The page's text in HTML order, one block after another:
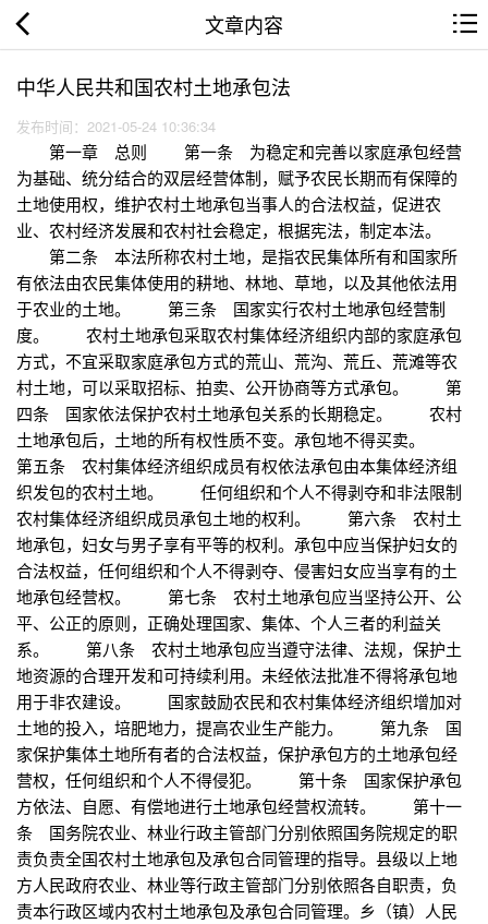
文章内容
中华人民共和国农村土地承包法
发布时间：2021-05-24 10:36:34
第一章 总则 第一条 为稳定和完善以家庭承包经营
为基础、统分结合的双层经营体制，赋予农民长期而有保障的
土地使用权，维护农村土地承包当事人的合法权益，促进农
业、农村经济发展和农村社会稳定，根据宪法，制定本法。
第二条 本法所称农村土地，是指农民集体所有和国家所
有依法由农民集体使用的耕地、林地、草地，以及其他依法用
于农业的土地。 第三条 国家实行农村土地承包经营制
度。 农村土地承包采取农村集体经济组织内部的家庭承包
方式，不宜采取家庭承包方式的荒山、荒沟、荒丘、荒滩等农
村土地，可以采取招标、拍卖、公开协商等方式承包。 第
四条 国家依法保护农村土地承包关系的长期稳定。 农村
土地承包后，土地的所有权性质不变。承包地不得买卖。
第五条 农村集体经济组织成员有权依法承包由本集体经济组
织发包的农村土地。 任何组织和个人不得剥夺和非法限制
农村集体经济组织成员承包土地的权利。 第六条 农村土
地承包，妇女与男子享有平等的权利。承包中应当保护妇女的
合法权益，任何组织和个人不得剥夺、侵害妇女应当享有的土
地承包经营权。 第七条 农村土地承包应当坚持公开、公
平、公正的原则，正确处理国家、集体、个人三者的利益关
系。 第八条 农村土地承包应当遵守法律、法规，保护土
地资源的合理开发和可持续利用。未经依法批准不得将承包地
用于非农建设。 国家鼓励农民和农村集体经济组织增加对
土地的投入，培肥地力，提高农业生产能力。 第九条 国
家保护集体土地所有者的合法权益，保护承包方的土地承包经
营权，任何组织和个人不得侵犯。 第十条 国家保护承包
方依法、自愿、有偿地进行土地承包经营权流转。 第十一
条 国务院农业、林业行政主管部门分别依照国务院规定的职
责负责全国农村土地承包及承包合同管理的指导。县级以上地
方人民政府农业、林业等行政主管部门分别依照各自职责，负
责本行政区域内农村土地承包及承包合同管理。乡（镇）人民